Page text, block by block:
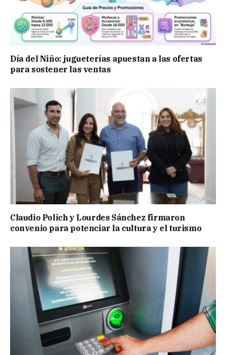
Día del Niño: jugueterías apuestan a las ofertas
para sostener las ventas
Claudio Polich y Lourdes Sánchez firmaron
convenio para potenciar la cultura y el turismo